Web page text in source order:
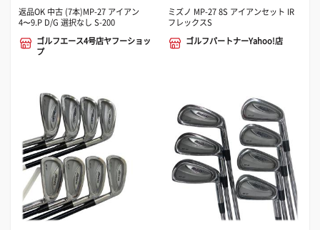
返品OK 中古 (7本)MP-27 アイアン
4〜9.P D/G 選択なし S-200
ゴルフエース4号店ヤフーショッ
プ
ミズノ MP-27 8S アイアンセット IR
フレックスS
ゴルフパートナーYahoo!店